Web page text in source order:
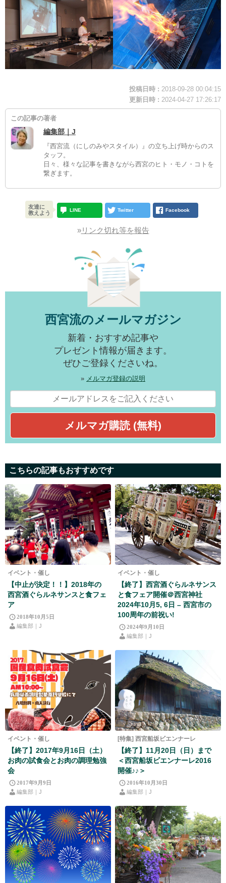
投稿日時 : 2018-09-28 00:04:15
更新日時 : 2024-04-27 17:26:17
この記事の著者
編集部｜J
『西宮流（にしのみやスタイル）』の立ち上げ時からのス
タッフ。
日々、様々な記事を書きながら西宮のヒト・モノ・コトを
繋ぎます。
友達に
教えよう
LINE Twitter Facebook
»リンク切れ等を報告
西宮流のメールマガジン
新着・おすすめ記事や
プレゼント情報が届きます。
ぜひご登録くださいね。
» メルマガ登録の説明
こちらの記事もおすすめです
イベント・催し
【中止が決定！！】2018年の
西宮酒ぐらルネサンスと食フェ
ア
2018年10月5日
編集部｜J
イベント・催し
【終了】西宮酒ぐらルネサンス
と食フェア開催＠西宮神社
2024年10月5, 6日 – 西宮市の
100周年の前祝い!
2024年9月10日
編集部｜J
イベント・催し
【終了】2017年9月16日（土）
お肉の試食会とお肉の調理勉強
会
2017年9月9日
編集部｜J
[特集] 西宮船坂ビエンナーレ
【終了】11月20日（日）まで
＜西宮船坂ビエンナーレ2016
開催♪♪＞
2016年10月30日
編集部｜J